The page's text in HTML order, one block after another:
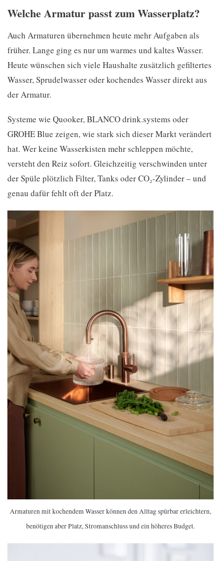
Welche Armatur passt zum Wasserplatz?
Auch Armaturen übernehmen heute mehr Aufgaben als
früher. Lange ging es nur um warmes und kaltes Wasser.
Heute wünschen sich viele Haushalte zusätzlich gefiltertes
Wasser, Sprudelwasser oder kochendes Wasser direkt aus
der Armatur.
Systeme wie Quooker, BLANCO drink.systems oder
GROHE Blue zeigen, wie stark sich dieser Markt verändert
hat. Wer keine Wasserkisten mehr schleppen möchte,
versteht den Reiz sofort. Gleichzeitig verschwinden unter
der Spüle plötzlich Filter, Tanks oder CO₂-Zylinder – und
genau dafür fehlt oft der Platz.
Armaturen mit kochendem Wasser können den Alltag spürbar erleichtern,
benötigen aber Platz, Stromanschluss und ein höheres Budget.